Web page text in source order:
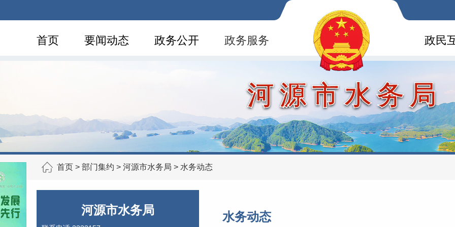
首页 要闻动态 政务公开 政务服务 政民
河源市水务局
首页 > 部门集约 > 河源市水务局 > 水务动态
河源市水务局 水务动态